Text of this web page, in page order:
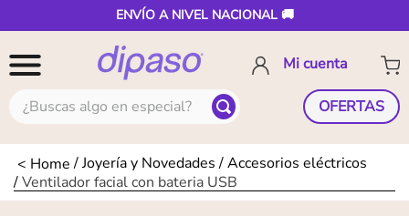
ENVÍO A NIVEL NACIONAL 🚚
¿Buscas algo en especial? OFERTAS
Joyería y Novedades
Accesorios eléctricos
Ventilador facial con bateria USB